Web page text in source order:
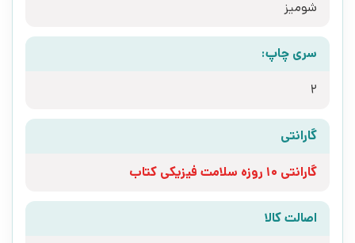
شومیز
سری چاپ:
2
گارانتی
گارانتی 10 روزه سلامت فیزیکی کتاب
اصالت کالا